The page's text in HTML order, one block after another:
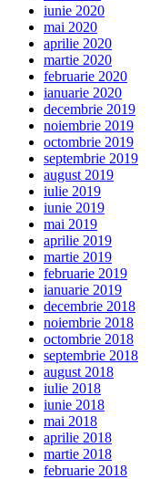
iunie 2020
mai 2020
aprilie 2020
martie 2020
februarie 2020
ianuarie 2020
decembrie 2019
noiembrie 2019
octombrie 2019
septembrie 2019
august 2019
iulie 2019
iunie 2019
mai 2019
aprilie 2019
martie 2019
februarie 2019
ianuarie 2019
decembrie 2018
noiembrie 2018
octombrie 2018
septembrie 2018
august 2018
iulie 2018
iunie 2018
mai 2018
aprilie 2018
martie 2018
februarie 2018